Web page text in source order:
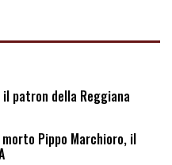
il patron della Reggiana
Pippo Marchioro, il